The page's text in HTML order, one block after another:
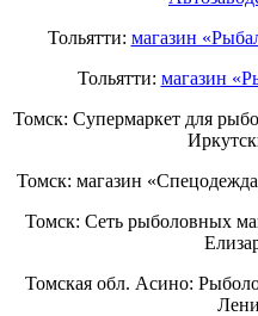
Тольятти: магазин
Тольятти: магазин
Томск: Супермаркет для
Томск: магазин
Томск: Сеть рыболовных
Томская обл. Асино: